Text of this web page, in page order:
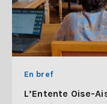
En bref
L’Entente Oise-